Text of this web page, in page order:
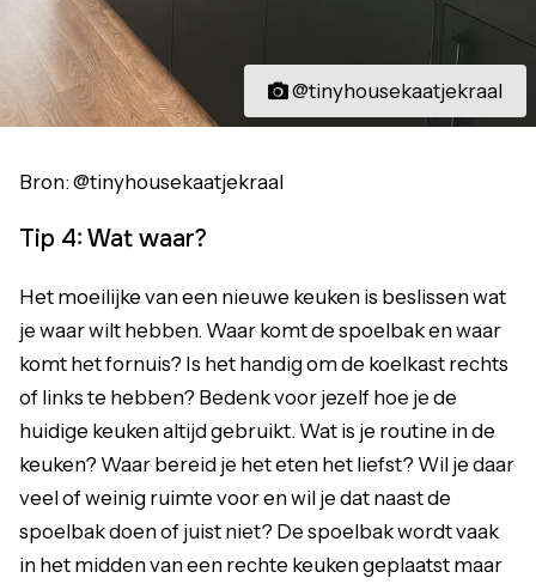
@tinyhousekaatjekraal
Bron: @tinyhousekaatjekraal
Tip 4: Wat waar?
Het moeilijke van een nieuwe keuken is beslissen wat
je waar wilt hebben. Waar komt de spoelbak en waar
komt het fornuis? Is het handig om de koelkast rechts
of links te hebben? Bedenk voor jezelf hoe je de
huidige keuken altijd gebruikt. Wat is je routine in de
keuken? Waar bereid je het eten het liefst? Wil je daar
veel of weinig ruimte voor en wil je dat naast de
spoelbak doen of juist niet? De spoelbak wordt vaak
in het midden van een rechte keuken geplaatst maar